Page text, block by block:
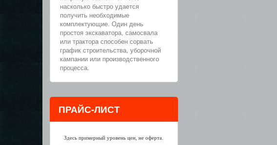
насколько быстро удается
получить необходимые
комплектующие. Один день
простоя экскаватора, самосвала
или трактора способен сорвать
график строительства, уборочной
кампании или производственного
процесса.
ПРАЙС-ЛИСТ
Здесь примерный уровень цен, не оферта.